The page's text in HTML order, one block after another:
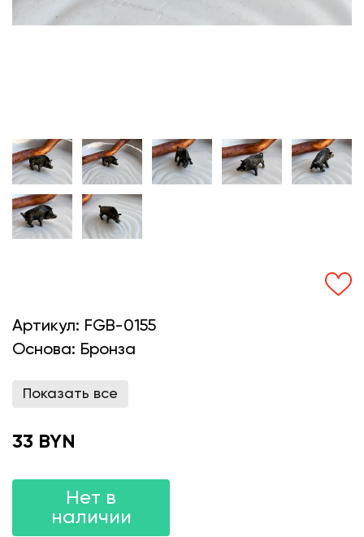
Артикул: FGB-0155
Основа: Бронза
Показать все
33 BYN
Нет в
наличии